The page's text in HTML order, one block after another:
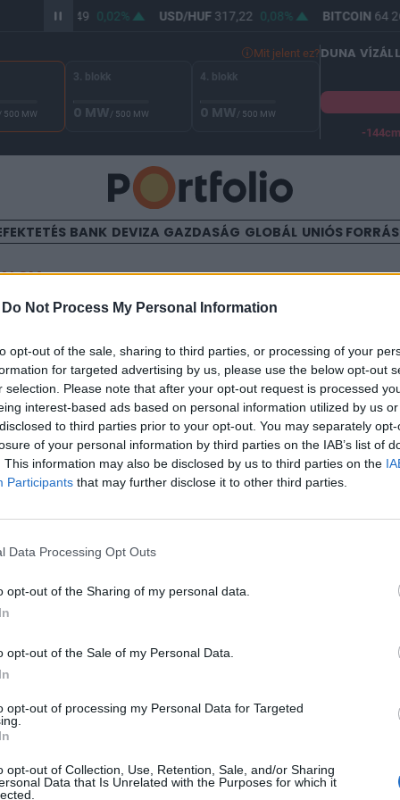
Do Not Process My Personal Information
opt-out of the sale, sharing to third parties, or processing of your
for targeted advertising by us, please use the below opt-out
selection. Please note that after your opt-out request is processed
interest-based ads based on personal information utilized by us
to third parties prior to your opt-out. You may separately
of your personal information by third parties on the IAB’s list of
This information may also be disclosed by us to third parties on the
Participants that may further disclose it to other third parties.
Data Processing Opt Outs
opt-out of the Sharing of my personal data.
opt-out of the Sale of my Personal Data.
opt-out of processing my Personal Data for Targeted
opt-out of Collection, Use, Retention, Sale, and/or Sharing
Data that Is Unrelated with the Purposes for which it
365,49 0,02% USD/HUF317,22 0,08% BITCOIN64
Mit jelent ez?
/ 500 MW
3. blokk
0 MW/ 500 MW
4. blokk
0 MW/ 500 MW
DUNA
-144cm
BANK DEVIZA GAZDASÁG GLOBÁL UNIÓS
számít idén a
számolhat be idén az olasz autógyártó, a Fiat,
problémákkal szembesül az európai
Olaszországban - idézte a Marketwatch a cég
a 2012-es évet, mint a tavalyit" - hangzik el a mondta
csütörtökön megjelenő interjúban, aminek egy
részleg, a Chrysler jó teljesítményének, azonban...
portfolio.hu hírarchívumához tartozik, melynek olvasása
tartalmazza:
elmúlt 2 év napon belüli